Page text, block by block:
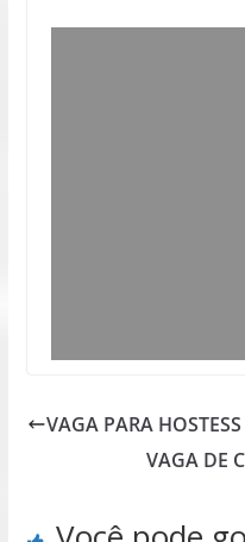
VAGA PARA HOSTESS
VAGA DE